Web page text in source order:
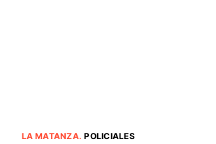
LA MATANZA.POLICIALES